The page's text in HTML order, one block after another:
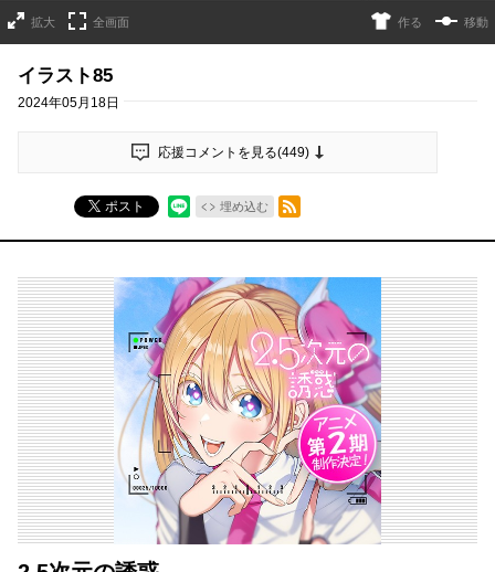
拡大 全画面 作る 移動
イラスト85
2024年05月18日
応援コメントを見る(449)
ポスト 埋め込む
RSSフィード